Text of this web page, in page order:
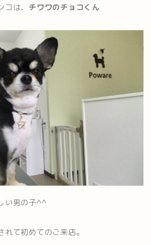
は、 チワワのチョコくん
い男の子^^
て初めてのご来店。